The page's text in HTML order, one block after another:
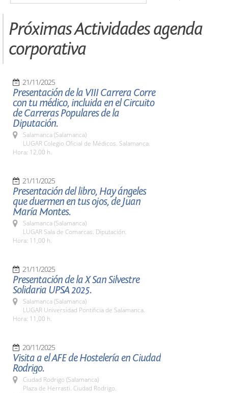
Próximas Actividades agenda
corporativa
21/11/2025
Presentación de la VIII Carrera Corre
con tu médico, incluida en el Circuito
de Carreras Populares de la
Diputación.
Salamanca (Salamanca)
LUGAR Colegio Oficial de Médicos. Salamanca.
Hora: 12,00 h.
21/11/2025
Presentación del libro, Hay ángeles
que duermen en tus ojos, de Juan
María Montes.
Salamanca (Salamanca)
LUGAR Sala de Comarcas. Diputación.
Hora: 11,00 h.
21/11/2025
Presentación de la X San Silvestre
Solidaria UPSA 2025.
Salamanca (Salamanca)
LUGAR Universidad Pontificia de Salamanca.
Hora: 11,00 h.
20/11/2025
Visita a el AFE de Hostelería en Ciudad
Rodrigo.
Ciudad Rodrigo (Salamanca)
Plaza de Herrasti. Ciudad Rodrigo.